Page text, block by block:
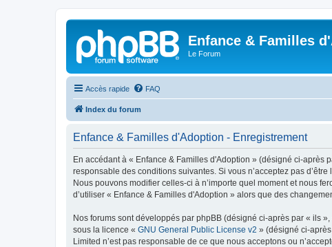
Enfance & Familles
Le Forum
Accès rapide FAQ
Index du forum
Enfance & Familles d'Adoption - Enregistrement
En accédant à « Enfance & Familles d'Adoption » (désigné ci-après
responsable des conditions suivantes. Si vous n’acceptez pas
Nous pouvons modifier celles-ci à n’importe quel moment et nous
d’utiliser « Enfance & Familles d'Adoption » alors que des
Nos forums sont développés par phpBB (désigné ci-après par « ils
sous la licence « GNU General Public License v2 » (désigné ci-
Limited n’est pas responsable de ce que nous acceptons ou